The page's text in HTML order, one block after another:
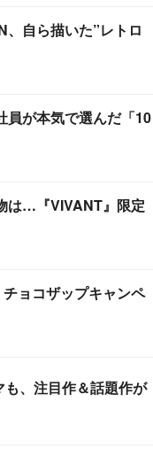
自ら描いた”レトロ
員が本気で選んだ「10
は…『VIVANT』限定
チョコザップキャンペ
、注目作＆話題作が